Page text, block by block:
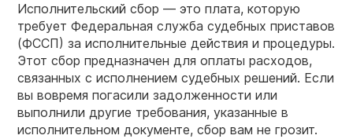
Исполнительский сбор — это плата, которую
требует Федеральная служба судебных приставов
(ФССП) за исполнительные действия и процедуры.
Этот сбор предназначен для оплаты расходов,
связанных с исполнением судебных решений. Если
вы вовремя погасили задолженности или
выполнили другие требования, указанные в
исполнительном документе, сбор вам не грозит.